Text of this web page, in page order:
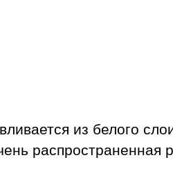
из белого
распространенная